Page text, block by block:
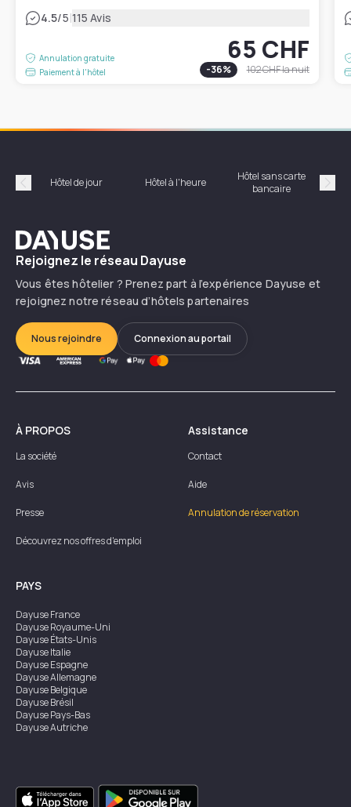
4.5/5|115 Avis
Annulation gratuite
Paiement à l'hôtel
65 CHF
-36% 102 CHFla nuit
Précédent
Hôtel de jour Hôtel à l'heure
Hôtel sans carte
bancaire
Dayuse
Rejoignez le réseau Dayuse
Vous êtes hôtelier ? Prenez part à l’expérience Dayuse et
rejoignez notre réseau d’hôtels partenaires
Nous rejoindre Connexion au portail
À PROPOS
La société
Avis
Presse
Découvrez nos offres d'emploi
Assistance
Contact
Aide
Annulation de réservation
PAYS
DayuseFrance
DayuseRoyaume-Uni
DayuseÉtats-Unis
DayuseItalie
DayuseEspagne
DayuseAllemagne
DayuseBelgique
DayuseBrésil
DayusePays-Bas
DayuseAutriche
DayuseSingapour
DayuseSuède